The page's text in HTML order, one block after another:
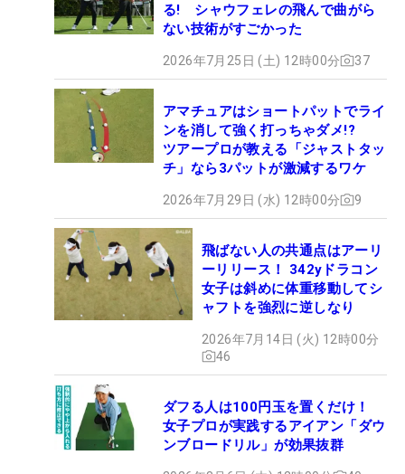
る! シャウフェレの飛んで曲がら
ない技術がすごかった
2026年7月25日 (土) 12時00分 37
アマチュアはショートパットでライ
ンを消して強く打っちゃダメ!?
ツアープロが教える「ジャストタッ
チ」なら3パットが激減するワケ
2026年7月29日 (水) 12時00分 9
飛ばない人の共通点はアーリ
ーリリース！ 342yドラコン
女子は斜めに体重移動してシ
ャフトを強烈に逆しなり
2026年7月14日 (火) 12時00分
46
ダフる人は100円玉を置くだけ！
女子プロが実践するアイアン「ダウ
ンブロードリル」が効果抜群